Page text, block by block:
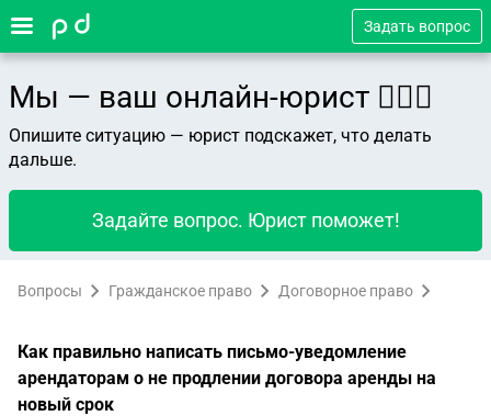
Задать вопрос
Мы — ваш онлайн-юрист 👨🏻‍⚖️
Опишите ситуацию — юрист подскажет, что делать
дальше.
Задайте вопрос. Юрист поможет!
Вопросы Гражданское право Договорное право
Как правильно написать письмо-уведомление
арендаторам о не продлении договора аренды на
новый срок